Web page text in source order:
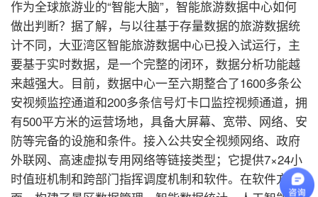
作为全球旅游业的“智能大脑”，智能旅游数据中心如何
做出判断？据了解，与以往基于存量数据的旅游数据统
计不同，大亚湾区智能旅游数据中心已投入试运行，主
要基于实时数据，是一个完整的闭环，数据分析功能越
来越强大。目前，数据中心一至六期整合了1600多条公
安视频监控通道和200多条信号灯卡口监控视频通道，拥
有500平方米的运营场地，具备大屏幕、宽带、网络、安
防等完备的设施和条件。接入公共安全视频网络、政府
外联网、高速虚拟专用网络等链接类型；它提供7×24小
时值班机制和跨部门指挥调度机制和软件。在软件方